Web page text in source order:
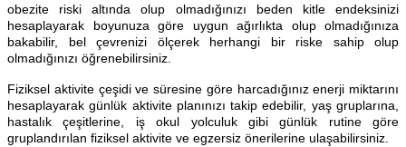
obezite riski altında olup olmadığınızı beden kitle endeksinizi
hesaplayarak boyunuza göre uygun ağırlıkta olup olmadığınıza
bakabilir, bel çevrenizi ölçerek herhangi bir riske sahip olup
olmadığınızı öğrenebilirsiniz.
Fiziksel aktivite çeşidi ve süresine göre harcadığınız enerji miktarını
hesaplayarak günlük aktivite planınızı takip edebilir, yaş gruplarına,
hastalık çeşitlerine, iş okul yolculuk gibi günlük rutine göre
gruplandırılan fiziksel aktivite ve egzersiz önerilerine ulaşabilirsiniz.